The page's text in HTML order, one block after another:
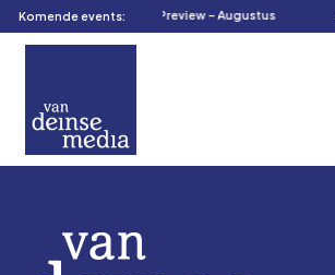
Komende events:
19 augustus 2026-TOM’s Preview – Augustus